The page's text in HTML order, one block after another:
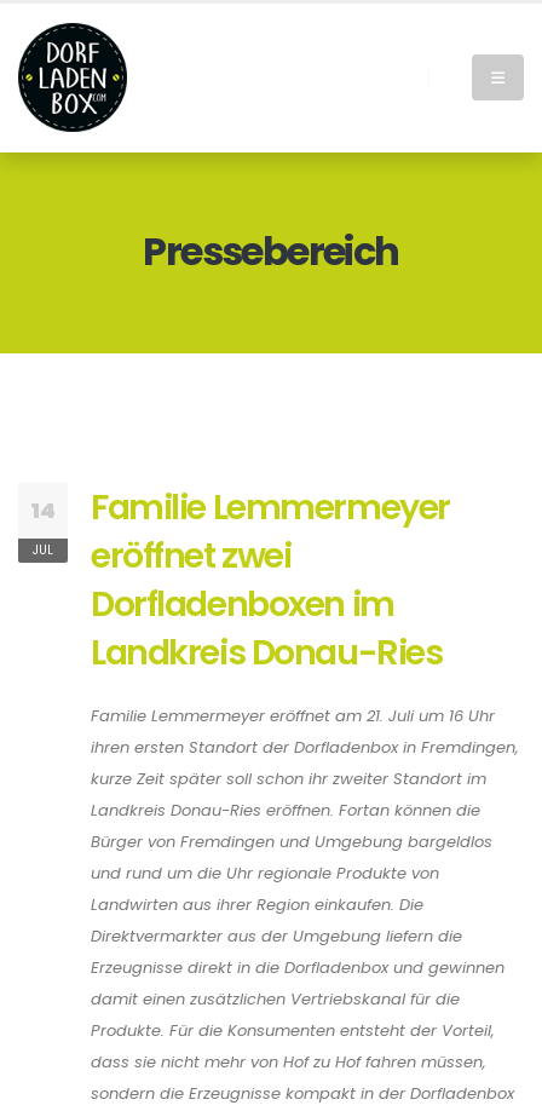
Pressebereich
14
JUL
Familie Lemmermeyer
eröffnet zwei
Dorfladenboxen im
Landkreis Donau-Ries
Familie Lemmermeyer eröffnet am 21. Juli um 16 Uhr
ihren ersten Standort der Dorfladenbox in Fremdingen,
kurze Zeit später soll schon ihr zweiter Standort im
Landkreis Donau-Ries eröffnen. Fortan können die
Bürger von Fremdingen und Umgebung bargeldlos
und rund um die Uhr regionale Produkte von
Landwirten aus ihrer Region einkaufen. Die
Direktvermarkter aus der Umgebung liefern die
Erzeugnisse direkt in die Dorfladenbox und gewinnen
damit einen zusätzlichen Vertriebskanal für die
Produkte. Für die Konsumenten entsteht der Vorteil,
dass sie nicht mehr von Hof zu Hof fahren müssen,
sondern die Erzeugnisse kompakt in der Dorfladenbox